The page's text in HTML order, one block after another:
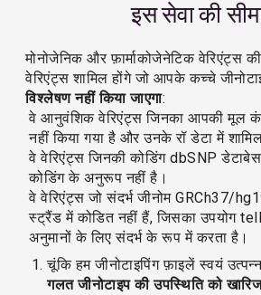
इस सेवा की
मोनोजेनिक और फ़ार्माकोजेनेटिक वेरिएंट्स की
वेरिएंट्स शामिल होंगे जो आपके कच्चे
विश्लेषण नहीं किया जाएगा:
वे आनुवंशिक वेरिएंट्स जिनका आपकी मूल
नहीं किया गया है और उनके रॉ डेटा में
वे वेरिएंट्स जिनकी कोडिंग dbSNP डेटाबेस
कोडिंग के अनुरूप नहीं है।
वे वेरिएंट्स जो संदर्भ जीनोम GRCh37/
स्ट्रैंड में कोडित नहीं हैं, जिसका उपयोग
अनुमानों के लिए संदर्भ के रूप में करता है।
चूंकि हम जीनोटाइपिंग फ़ाइलें स्वयं
गलत जीनोटाइप की उपस्थिति को